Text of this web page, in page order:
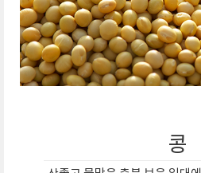
콩